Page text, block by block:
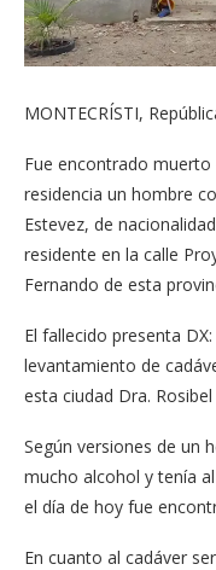
MONTECRÍSTI,
Fue encontrado
residencia un hombre
Estevez, de
residente en la calle
Fernando de esta
El fallecido presenta
levantamiento de
esta ciudad Dra. Rosibel
Según versiones de un
mucho alcohol y tenía
el día de hoy fue
En cuanto al cadáver